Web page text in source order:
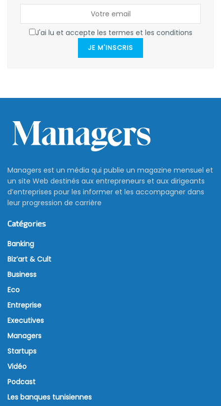
J'ai lu et accepte les termes et les conditions
JE M'INSCRIS
Managers est un média qui publie un magazine mensuel et
un site Web destinés aux entrepreneurs et aux dirigeants
d’entreprises pour les informer et les accompagner dans
leur progression de carrière
Catégories
Banking
Biz’art & Cult
Business
Eco
Entreprise
Executives
Managers
Startups
Vidéo
Podcast
Les banques tunisiennes